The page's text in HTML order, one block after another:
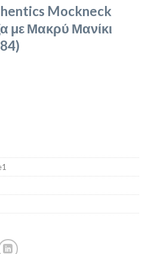
Mockneck
με Μακρύ Μανίκι